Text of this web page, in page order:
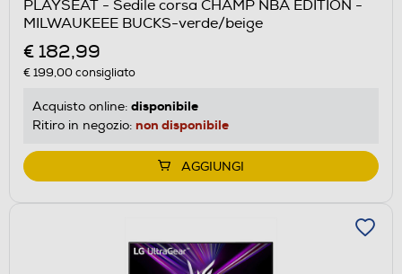
PLAYSEAT - Sedile corsa CHAMP NBA EDITION -
MILWAUKEEE BUCKS-verde/beige
€ 182,99
€ 199,00consigliato
Acquisto online: disponibile
Ritiro in negozio: non disponibile
AGGIUNGI